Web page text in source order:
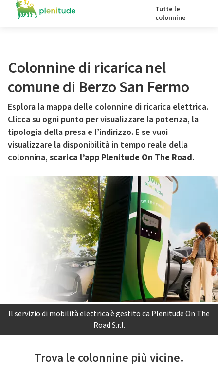
Tutte le
colonnine
Colonnine di ricarica nel
comune di Berzo San Fermo
Esplora la mappa delle colonnine di ricarica elettrica.
Clicca su ogni punto per visualizzare la potenza, la
tipologia della presa e l’indirizzo. E se vuoi
visualizzare la disponibilità in tempo reale della
colonnina, scarica l’app Plenitude On The Road.
Il servizio di mobilità elettrica è gestito da Plenitude On The
Road S.r.l.
Trova le colonnine più vicine.